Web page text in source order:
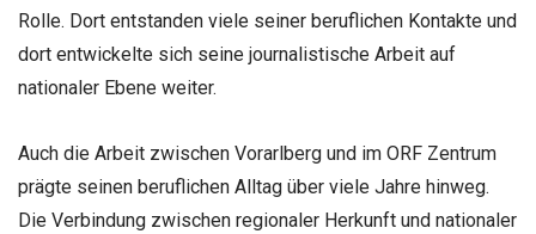
Rolle. Dort entstanden viele seiner beruflichen Kontakte und
dort entwickelte sich seine journalistische Arbeit auf
nationaler Ebene weiter.
Auch die Arbeit zwischen Vorarlberg und im ORF Zentrum
prägte seinen beruflichen Alltag über viele Jahre hinweg.
Die Verbindung zwischen regionaler Herkunft und nationaler